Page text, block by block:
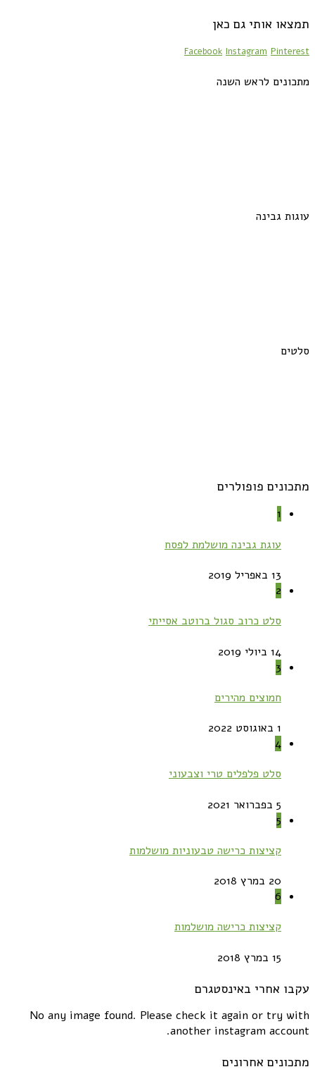
תמצאו אותי גם כאן
Facebook Instagram Pinterest
מתכונים לראש השנה
עוגות גבינה
סלטים
מתכונים פופולרים
1
עוגת גבינה מושלמת לפסח
13 באפריל 2019
2
סלט כרוב סגול ברוטב אסייתי
14 ביולי 2019
3
חמוצים מהירים
1 באוגוסט 2022
4
סלט פלפלים טרי וצבעוני
5 בפברואר 2021
5
קציצות כרישה טבעוניות מושלמות
20 במרץ 2018
6
קציצות כרישה מושלמות
15 במרץ 2018
עקבו אחרי באינסטגרם
No any image found. Please check it again or try with
another instagram account.
מתכונים אחרונים